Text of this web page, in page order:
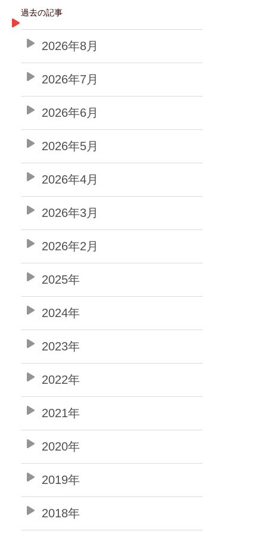
過去の記事
2026年8月
2026年7月
2026年6月
2026年5月
2026年4月
2026年3月
2026年2月
2025年
2024年
2023年
2022年
2021年
2020年
2019年
2018年